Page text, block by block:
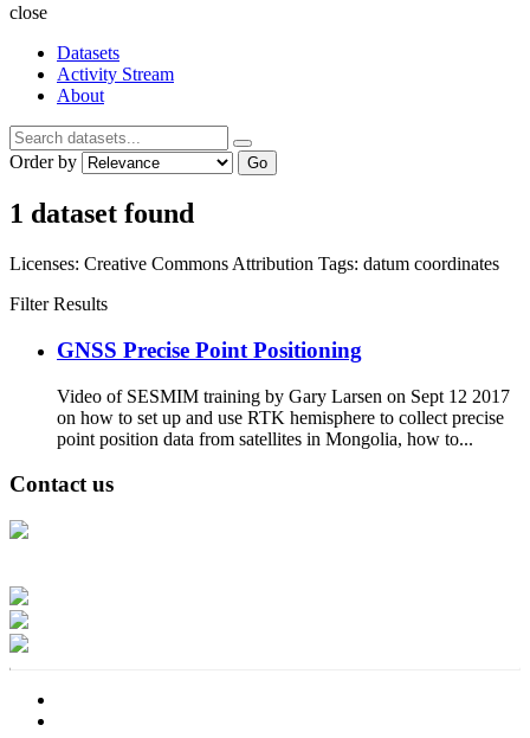
close
Datasets
Activity Stream
About
Order by Go
1 dataset found
Licenses: Creative Commons Attribution Tags: datum coordinates
Filter Results
GNSS Precise Point Positioning
Video of SESMIM training by Gary Larsen on Sept 12 2017
on how to set up and use RTK hemisphere to collect precise
point position data from satellites in Mongolia, how to...
Contact us